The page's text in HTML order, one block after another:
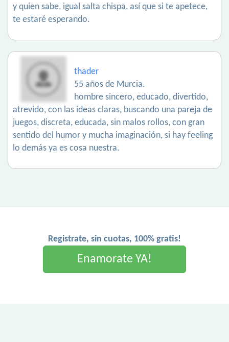
y quien sabe, igual salta chispa, así que si te apetece,
te estaré esperando.
thader
55 años de Murcia.
hombre sincero, educado, divertido,
atrevido, con las ideas claras, buscando una pareja de
juegos, discreta, educada, sin malos rollos, con gran
sentido del humor y mucha imaginación, si hay feeling
lo demás ya es cosa nuestra.
Registrate, sin cuotas, 100% gratis!
Enamorate YA!